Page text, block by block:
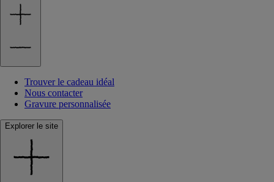
Trouver le cadeau idéal
Nous contacter
Gravure personnalisée
Explorer le site